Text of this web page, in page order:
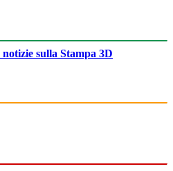
notizie sulla Stampa 3D